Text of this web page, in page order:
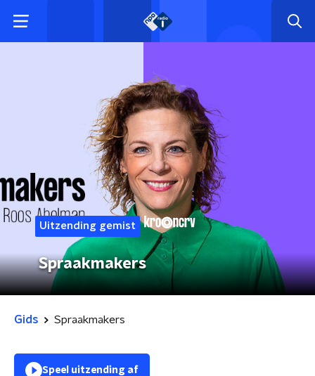
Uitzending gemist
Spraakmakers
Gids Spraakmakers
Speel uitzending af